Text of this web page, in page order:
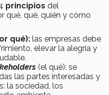
principios del
qué, qué, quién y cómo
qué): las empresas debe
elevar la alegría y
(el qué): se
las partes interesadas y
la sociedad, los